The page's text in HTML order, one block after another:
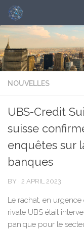
NOUVELLES
UBS-Credit
suisse
enquêtes sur
banques
BY · 2 APRIL 2023
Le rachat, en urgence
rivale UBS était
panique pour le